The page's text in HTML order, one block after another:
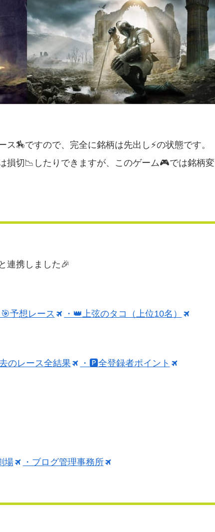
🏇ですので、完全に銘柄は先出し⚡の状態です。
損切📉したりできますが、このゲーム🎮では銘柄変
連携しました🎉
予想レース ・👑上弦のタコ（上位10名）
のレース全結果 ・🅿️全登録者ポイント
場 ・ブログ管理事務所